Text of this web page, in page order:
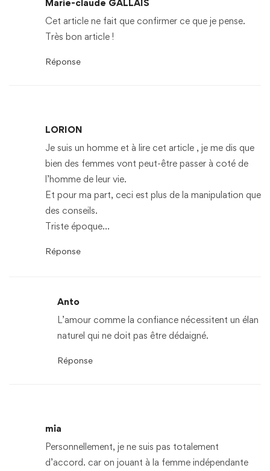
Marie-claude GALLAIS
Cet article ne fait que confirmer ce que je pense.
Très bon article !
Réponse
LORION
Je suis un homme et à lire cet article , je me dis que
bien des femmes vont peut-être passer à coté de
l’homme de leur vie.
Et pour ma part, ceci est plus de la manipulation que
des conseils.
Triste époque…
Réponse
Anto
L’amour comme la confiance nécessitent un élan
naturel qui ne doit pas être dédaigné.
Réponse
mia
Personnellement, je ne suis pas totalement
d’accord. car on jouant à la femme indépendante